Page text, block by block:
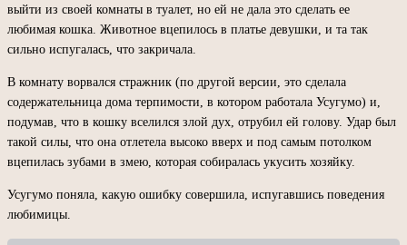
выйти из своей комнаты в туалет, но ей не дала это сделать ее
любимая кошка. Животное вцепилось в платье девушки, и та так
сильно испугалась, что закричала.
В комнату ворвался стражник (по другой версии, это сделала
содержательница дома терпимости, в котором работала Усугумо) и,
подумав, что в кошку вселился злой дух, отрубил ей голову. Удар был
такой силы, что она отлетела высоко вверх и под самым потолком
вцепилась зубами в змею, которая собиралась укусить хозяйку.
Усугумо поняла, какую ошибку совершила, испугавшись поведения
любимицы.